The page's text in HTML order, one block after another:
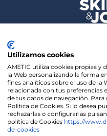
We use cookies on our
Utilizamos cookies
AMETIC utiliza cookies propias y
la Web personalizando la forma
fines analíticos sobre el uso de la
relacionada con tus preferencias
de tus datos de navegación.
Política de Cookies. Si lo desea
rechazarlas o configurarlas
política de Cookies https://
de-cookies